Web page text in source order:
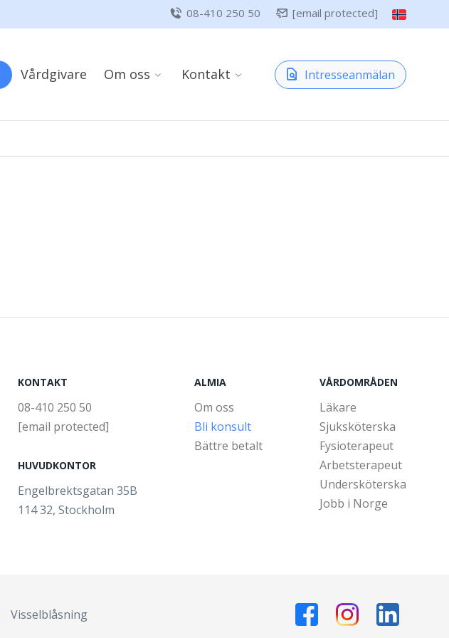
08-410 250 50 [email protected]
Vårdgivare Om oss Kontakt Intresseanmälan
KONTAKT
08-410 250 50
[email protected]
HUVUDKONTOR
Engelbrektsgatan 35B
114 32, Stockholm
ALMIA
Om oss
Bli konsult
Bättre betalt
VÅRDOMRÅDEN
Läkare
Sjuksköterska
Fysioterapeut
Arbetsterapeut
Undersköterska
Jobb i Norge
Visselblåsning